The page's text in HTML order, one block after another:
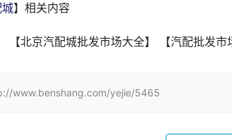
】相关内容
【北京汽配城批发市场大全】 【汽配批发市
www.benshang.com/yejie/5465